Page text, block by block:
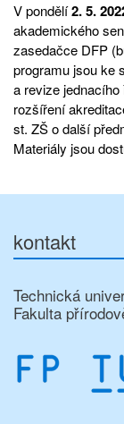
V pondělí2. 5.
akademického
zasedačce DFP
programu jsou ke
a revize
rozšíření
st. ZŠ o další
Materiály jsou
kontakt
Technická
Fakulta